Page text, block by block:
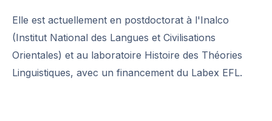
Elle est actuellement en postdoctorat à l'Inalco
(Institut National des Langues et Civilisations
Orientales) et au laboratoire Histoire des Théories
Linguistiques, avec un financement du Labex EFL.